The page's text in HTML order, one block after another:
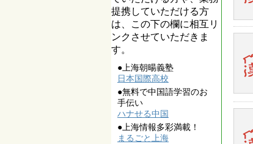
提携していただける方
は、この下の欄に相互リ
ンクさせていただきま
す。
●上海朝暘義塾
日本国際高校
●無料で中国語学習のお
手伝い
ハナせる中国
●上海情報多彩満載！
まるごと上海